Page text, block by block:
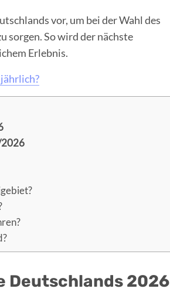
vor, um bei der Wahl des
sorgen. So wird der nächste
Erlebnis.
2026
Deutschlands 2026